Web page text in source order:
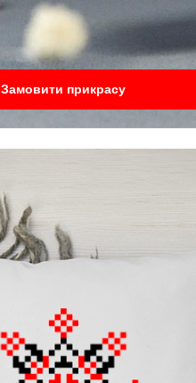
Замовити прикрасу